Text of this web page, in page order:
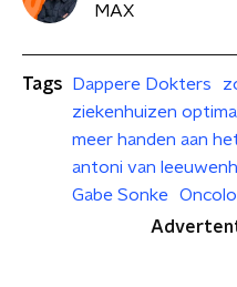
MAX
Tags Dappere Dokters
ziekenhuizen
meer handen aan
antoni van
Gabe Sonke